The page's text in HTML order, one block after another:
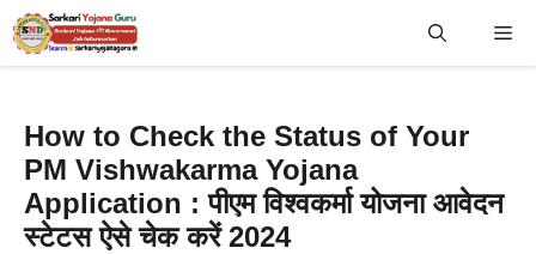
Skip
to
How to Check the Status of Your
PM Vishwakarma Yojana
Application : पीएम विश्वकर्मा योजना आवेदन
स्टेटस ऐसे चेक करें 2024